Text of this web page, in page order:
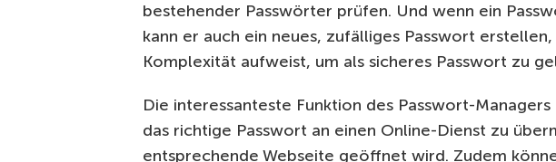
bestehender Passwörter prüfen. Und wenn ein
kann er auch ein neues, zufälliges Passwort
Komplexität aufweist, um als sicheres Passwort zu
Die interessanteste Funktion des Passwort-
das richtige Passwort an einen Online-Dienst zu
entsprechende Webseite geöffnet wird. Zudem